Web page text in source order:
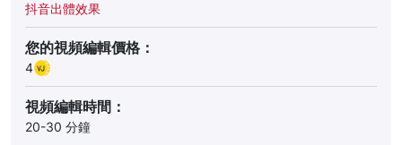
抖音出體效果
您的視頻編輯價格：
4
視頻編輯時間：
20-30 分鐘